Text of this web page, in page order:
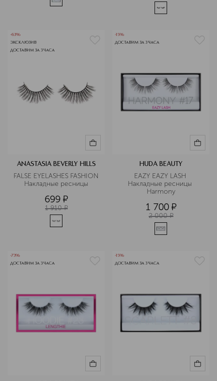
-63%
ЭКСКЛЮЗИВ
ДОСТАВИМ ЗА 3 ЧАСА
ANASTASIA BEVERLY HILLS
FALSE EYELASHES FASHION
Накладные ресницы
699 ¤
1 910 ¤
-15%
ДОСТАВИМ ЗА 3 ЧАСА
HUDA BEAUTY
EAZY EAZY LASH
Накладные ресницы
Harmony
1 700 ¤
2 000 ¤
-73%
ДОСТАВИМ ЗА 3 ЧАСА
-15%
ДОСТАВИМ ЗА 3 ЧАСА